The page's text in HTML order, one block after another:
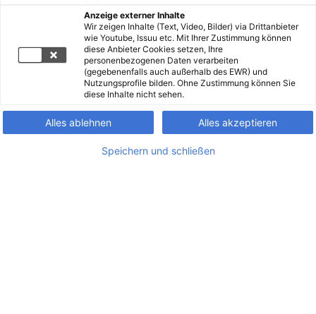
Anzeige externer Inhalte
Wir zeigen Inhalte (Text, Video, Bilder) via Drittanbieter
wie Youtube, Issuu etc. Mit Ihrer Zustimmung können
diese Anbieter Cookies setzen, Ihre
personenbezogenen Daten verarbeiten
(gegebenenfalls auch außerhalb des EWR) und
Nutzungsprofile bilden. Ohne Zustimmung können Sie
diese Inhalte nicht sehen.
Alles ablehnen Alles akzeptieren
Speichern und schließen